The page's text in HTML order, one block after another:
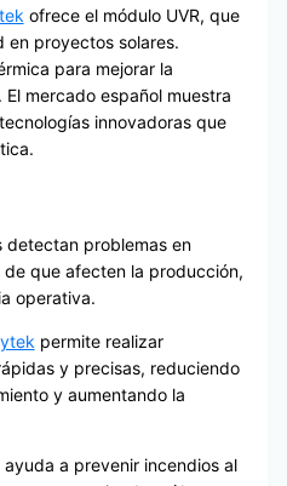
ofrece el módulo UVR, que
proyectos solares.
para mejorar la
mercado español muestra
innovadoras que
detectan problemas en
de que afecten la producción,
operativa.
permite realizar
y precisas, reduciendo
y aumentando la
a prevenir incendios al